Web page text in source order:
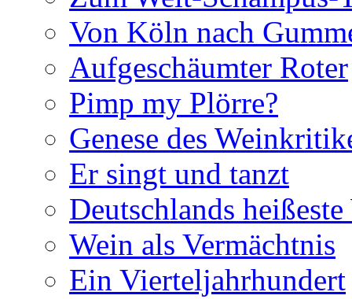
Von Köln nach
Aufgeschäumter Roter
Pimp my Plörre?
Genese des
Er singt und tanzt
Deutschlands heißeste
Wein als Vermächtnis
Ein Vierteljahrhundert